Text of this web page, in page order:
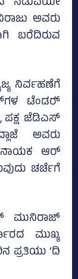
ಅವರು
ಬರೆದಿರುವ
ನಿರ್ವಹಣೆಗೆ
ಟೆಂಡರ್‍‌
ಪಕ್ಷ ಜೆಡಿಎಸ್‌
ಅವರು
ನಾಯಕ ಆರ್
ಚರ್ಚೆಗೆ
ಮುನಿರಾಜ್
ಮುಖ್ಯ
ಪ್ರತಿಯು ‘ದಿ